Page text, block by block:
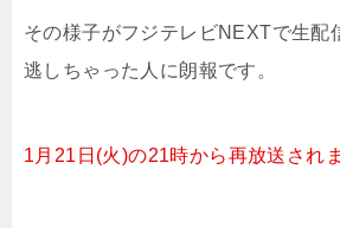
その様子がフジテレビNEXTで生配
逃しちゃった人に朗報です。
1月21日(火)の21時から再放送され